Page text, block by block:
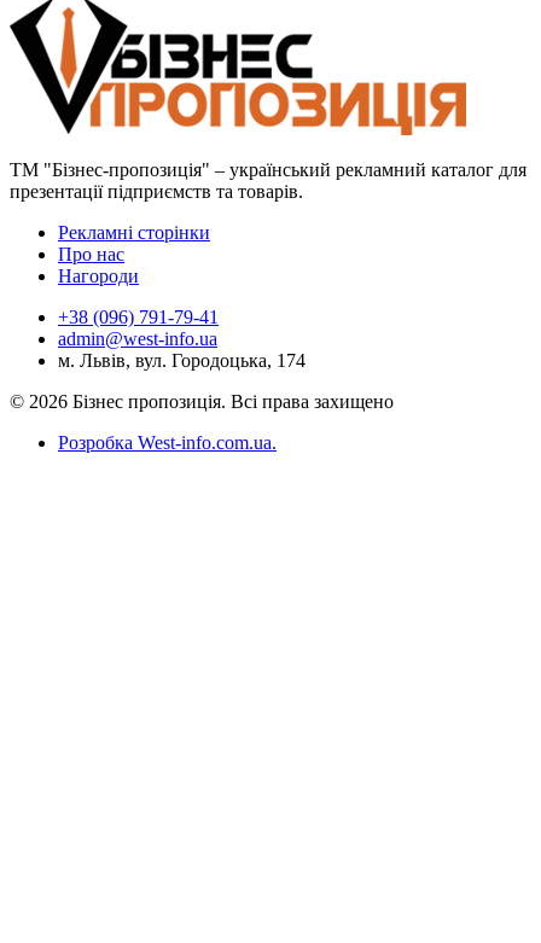
ТМ "Бізнес-пропозиція" – український рекламний каталог для
презентації підприємств та товарів.
Рекламні сторінки
Про нас
Нагороди
+38 (096) 791-79-41
admin@west-info.ua
м. Львів, вул. Городоцька, 174
© 2026 Бізнес пропозиція. Всі права захищено
Розробка West-info.com.ua.